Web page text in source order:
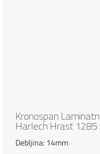
Kronospan
Harlech Hrast 1285
Debljina: 14mm